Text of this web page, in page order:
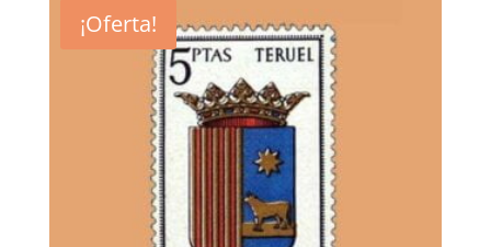
0,60€.0,25€.
¡Oferta!